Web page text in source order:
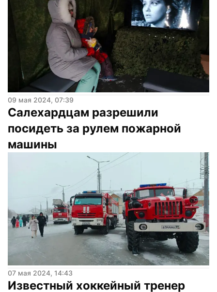
09 мая 2024, 07:39
Салехардцам разрешили
посидеть за рулем пожарной
машины
07 мая 2024, 14:43
Известный хоккейный тренер